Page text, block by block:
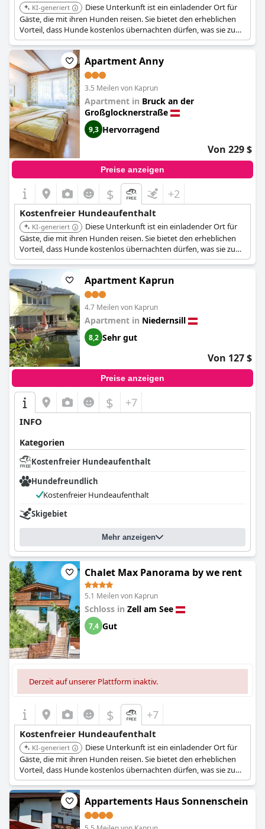
KI-generiert
Diese Unterkunft ist ein einladender Ort für
Gäste, die mit ihren Hunden reisen. Sie bietet den erheblichen
Vorteil, dass Hunde kostenlos übernachten dürfen, was sie zu
einer kostengünstigen Option für Tierhalter macht, die die
Gegend um Zell am See erkunden.
Apartment Anny
3.5 Meilen von Kaprun
Apartment in Bruck an der
Großglocknerstraße
9,3 Hervorragend
Von 229 $
Preise anzeigen
$ +2
Kostenfreier Hundeaufenthalt
KI-generiert
Diese Unterkunft ist ein einladender Ort für
Gäste, die mit ihren Hunden reisen. Sie bietet den erheblichen
Vorteil, dass Hunde kostenlos übernachten dürfen, was sie zu
einer kostengünstigen Option für Tierhalter macht, die die
Gegend um Zell am See erkunden.
Apartment Kaprun
4.7 Meilen von Kaprun
Apartment in Niedernsill
8,2 Sehr gut
Von 127 $
Preise anzeigen
$ +7
INFO
Kategorien
Kostenfreier Hundeaufenthalt
Hundefreundlich
Kostenfreier Hundeaufenthalt
Skigebiet
Mehr anzeigen
Chalet Max Panorama by we rent
5.1 Meilen von Kaprun
Schloss in Zell am See
7,4 Gut
Derzeit auf unserer Plattform inaktiv.
$ +7
Kostenfreier Hundeaufenthalt
KI-generiert
Diese Unterkunft ist ein einladender Ort für
Gäste, die mit ihren Hunden reisen. Sie bietet den erheblichen
Vorteil, dass Hunde kostenlos übernachten dürfen, was sie zu
einer kostengünstigen Option für Tierhalter macht, die die
Gegend um Zell am See erkunden.
Appartements Haus Sonnenschein